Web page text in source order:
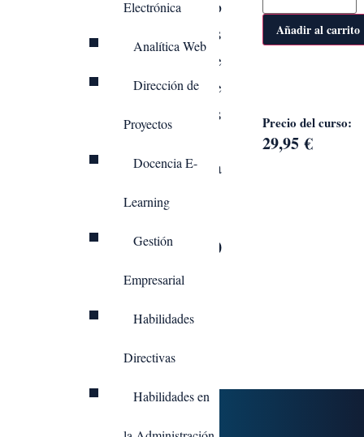
Con nuestro curso
podrás adquirir las
nociones básicas sobre
las posibilidades de
Google Ads
y sus
publicitarias en la
DURACIÓN: 30
ONLINE
Añadir al carrito
Precio del curso:
29,95€
Programa formativo:
Electrónica
Analítica Web
Dirección de
Proyectos
Docencia E-
Learning
Gestión
Empresarial
Habilidades
Directivas
Habilidades en